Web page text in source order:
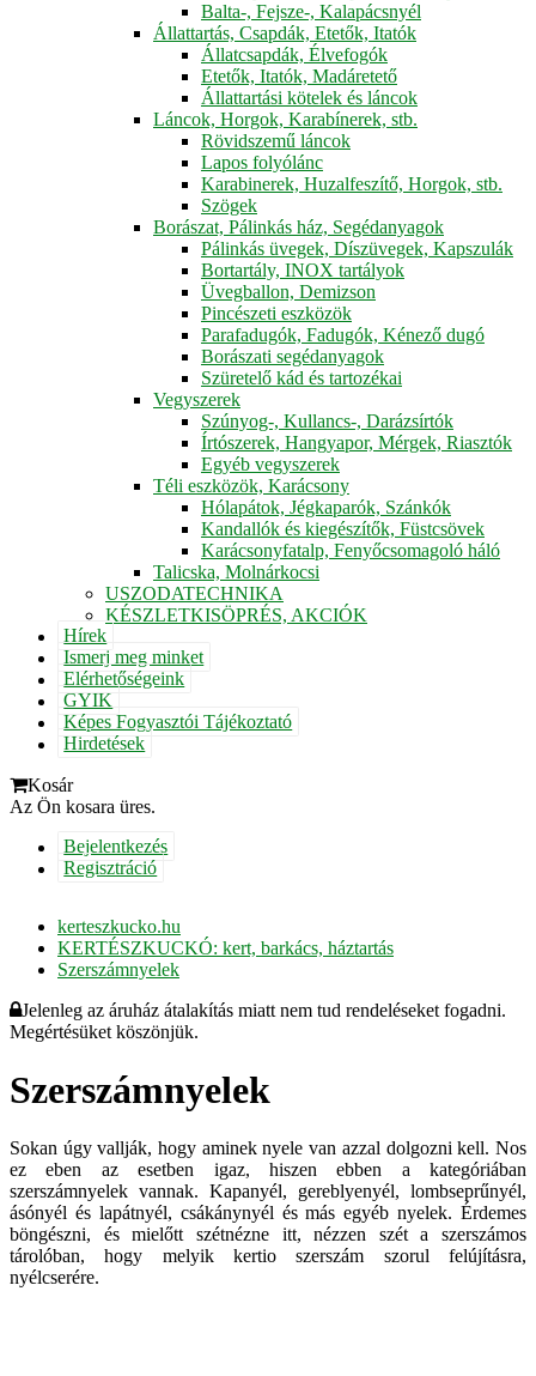
Balta-, Fejsze-, Kalapácsnyél
Állattartás, Csapdák, Etetők, Itatók
Állatcsapdák, Élvefogók
Etetők, Itatók, Madáretető
Állattartási kötelek és láncok
Láncok, Horgok, Karabínerek, stb.
Rövidszemű láncok
Lapos folyólánc
Karabinerek, Huzalfeszítő, Horgok, stb.
Szögek
Borászat, Pálinkás ház, Segédanyagok
Pálinkás üvegek, Díszüvegek, Kapszulák
Bortartály, INOX tartályok
Üvegballon, Demizson
Pincészeti eszközök
Parafadugók, Fadugók, Kénező dugó
Borászati segédanyagok
Szüretelő kád és tartozékai
Vegyszerek
Szúnyog-, Kullancs-, Darázsírtók
Írtószerek, Hangyapor, Mérgek, Riasztók
Egyéb vegyszerek
Téli eszközök, Karácsony
Hólapátok, Jégkaparók, Szánkók
Kandallók és kiegészítők, Füstcsövek
Karácsonyfatalp, Fenyőcsomagoló háló
Talicska, Molnárkocsi
USZODATECHNIKA
KÉSZLETKISÖPRÉS, AKCIÓK
Hírek
Ismerj meg minket
Elérhetőségeink
GYIK
Képes Fogyasztói Tájékoztató
Hirdetések
Kosár
Az Ön kosara üres.
Bejelentkezés
Regisztráció
kerteszkucko.hu
KERTÉSZKUCKÓ: kert, barkács, háztartás
Szerszámnyelek
Jelenleg az áruház átalakítás miatt nem tud rendeléseket fogadni.
Megértésüket köszönjük.
Szerszámnyelek
Sokan úgy vallják, hogy aminek nyele van azzal dolgozni kell. Nos
ez eben az esetben igaz, hiszen ebben a kategóriában
szerszámnyelek vannak. Kapanyél, gereblyenyél, lombseprűnyél,
ásónyél és lapátnyél, csákánynyél és más egyéb nyelek. Érdemes
böngészni, és mielőtt szétnézne itt, nézzen szét a szerszámos
tárolóban, hogy melyik kertio szerszám szorul felújításra,
nyélcserére.